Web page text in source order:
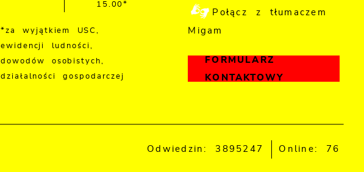
15.00*
*za wyjątkiem USC,
ewidencji ludności,
dowodów osobistych,
działalności gospodarczej
Połącz z tłumaczem
Migam
FORMULARZ
KONTAKTOWY
Odwiedzin: 3895247 Online: 76